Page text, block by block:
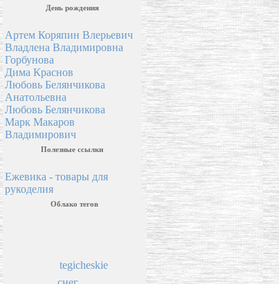
День рождения
Артем Коряпин Влерьевич
Владлена Владимировна
Горбунова
Дима Краснов
Любовь Белянчикова
Анатольевна
Любовь Белянчикова
Марк Макаров
Владимирович
Полезные ссылки
Ежевика - товары для
рукоделия
Облако тегов
tegicheskie